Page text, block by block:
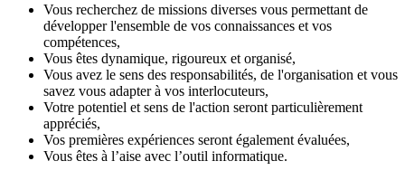
Vous recherchez de missions diverses vous permettant de
développer l'ensemble de vos connaissances et vos
compétences,
Vous êtes dynamique, rigoureux et organisé,
Vous avez le sens des responsabilités, de l'organisation et vous
savez vous adapter à vos interlocuteurs,
Votre potentiel et sens de l'action seront particulièrement
appréciés,
Vos premières expériences seront également évaluées,
Vous êtes à l’aise avec l’outil informatique.